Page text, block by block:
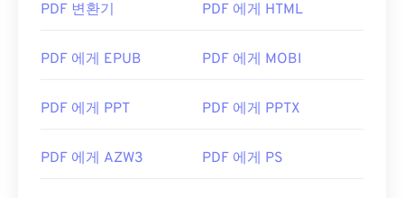
최초 출시:
1993년 6월 15일
유용한 링크:
https://acrobat.adobe.com/us/en/why-
PDF 변환기 PDF 에게 HTML
PDF 에게 EPUB PDF 에게 MOBI
PDF 에게 PPT PDF 에게 PPTX
PDF 에게 AZW3 PDF 에게 PS